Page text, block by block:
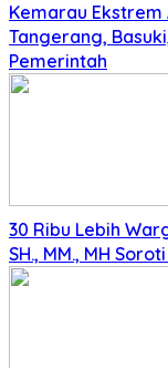
Kemarau Ekstrem
Tangerang,
Pemerintah
30 Ribu Lebih
SH., MM., MH